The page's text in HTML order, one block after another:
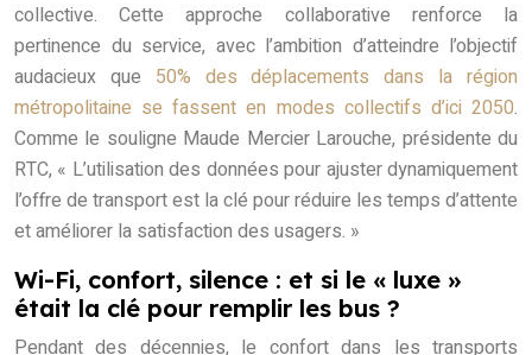
collective. Cette approche collaborative renforce la
pertinence du service, avec l’ambition d’atteindre l’objectif
audacieux que 50% des déplacements dans la région
métropolitaine se fassent en modes collectifs d’ici 2050.
Comme le souligne Maude Mercier Larouche, présidente du
RTC, « L’utilisation des données pour ajuster dynamiquement
l’offre de transport est la clé pour réduire les temps d’attente
et améliorer la satisfaction des usagers. »
Wi-Fi, confort, silence : et si le « luxe »
était la clé pour remplir les bus ?
Pendant des décennies, le confort dans les transports